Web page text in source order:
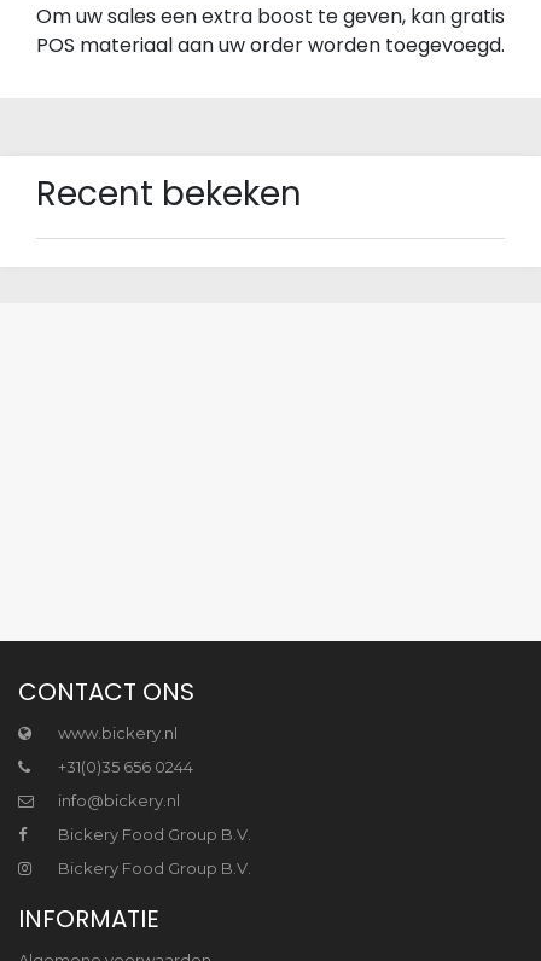
Om uw sales een extra boost te geven, kan gratis
POS materiaal aan uw order worden toegevoegd.
Recent bekeken
CONTACT ONS
www.bickery.nl
+31(0)35 656 0244
info@bickery.nl
Bickery Food Group B.V.
Bickery Food Group B.V.
INFORMATIE